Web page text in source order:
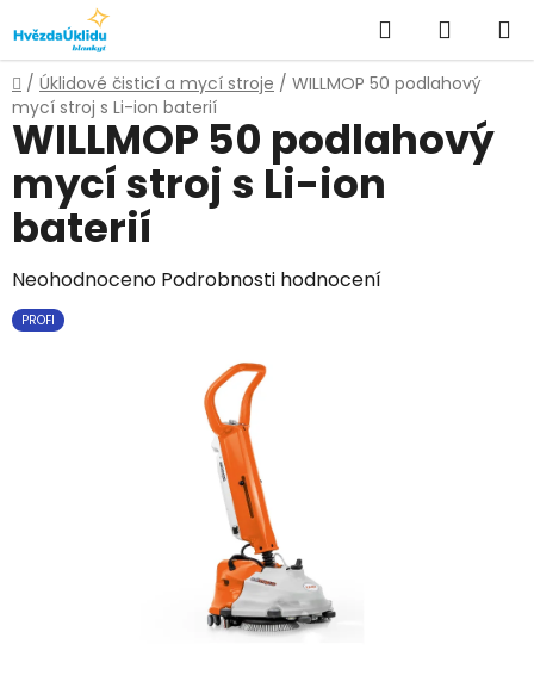
na
obsah
Hledat
KOŠÍK
Domů
/ Úklidové čisticí a mycí stroje / WILLMOP 50 podlahový
mycí stroj s Li-ion baterií
WILLMOP 50 podlahový
mycí stroj s Li-ion
baterií
Průměrné
hodnocení
Neohodnoceno Podrobnosti hodnocení
PROFI